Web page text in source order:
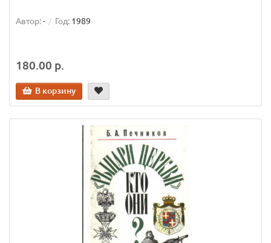
Автор:- Год: 1989
180.00 р.
В корзину